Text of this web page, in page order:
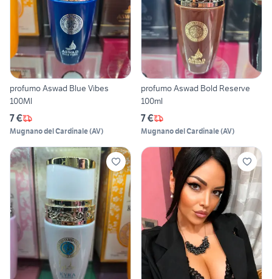
profumo Aswad Blue Vibes
100Ml
7 €
Mugnano del Cardinale(AV)
profumo Aswad Bold Reserve
100ml
7 €
Mugnano del Cardinale(AV)